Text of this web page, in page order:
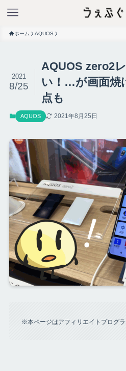
ホーム AQUOS
AQUOS zero2
い！…が画面焼
点も
2021
8/25
AQUOS 2021年8月25日
※本ページはアフィリエイトプログラ